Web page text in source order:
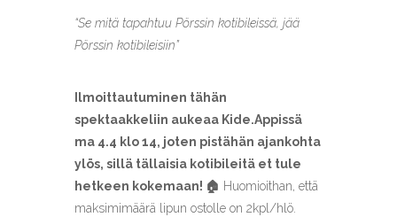
“Se mitä tapahtuu Pörssin kotibileissä, jää
Pörssin kotibileisiin”
Ilmoittautuminen tähän
spektaakkeliin aukeaa Kide.Appissä
ma 4.4 klo 14, joten pistähän ajankohta
ylös, sillä tällaisia kotibileitä et tule
hetkeen kokemaan! 🏠 Huomioithan, että
maksimimäärä lipun ostolle on 2kpl/hlö.